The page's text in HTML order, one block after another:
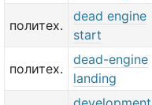
политех.
dead engine
start
политех.
dead-engine
landing